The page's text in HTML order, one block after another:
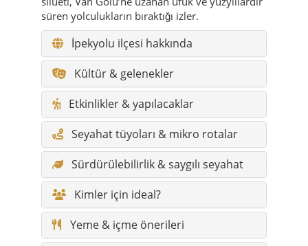
süren yolculukların bıraktığı izler.
İpekyolu ilçesi hakkında
Kültür & gelenekler
Etkinlikler & yapılacaklar
Seyahat tüyoları & mikro rotalar
Sürdürülebilirlik & saygılı seyahat
Kimler için ideal?
Yeme & içme önerileri